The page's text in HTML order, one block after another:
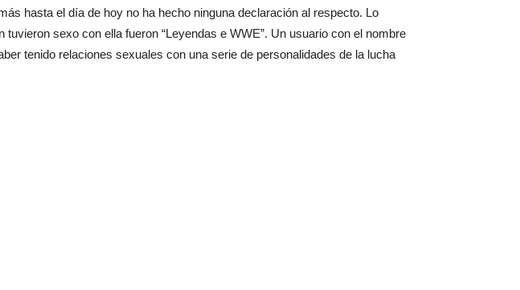
hasta el día de hoy no ha hecho ninguna declaración al respecto. Lo
sexo con ella fueron “Leyendas e WWE”. Un usuario con el nombre
tenido relaciones sexuales con una serie de personalidades de la lucha